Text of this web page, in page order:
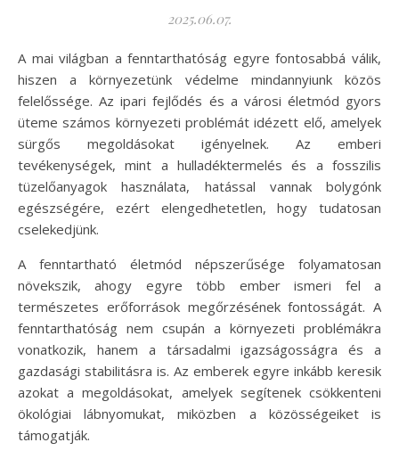
2025.06.07.
A mai világban a fenntarthatóság egyre fontosabbá válik,
hiszen a környezetünk védelme mindannyiunk közös
felelőssége. Az ipari fejlődés és a városi életmód gyors
üteme számos környezeti problémát idézett elő, amelyek
sürgős megoldásokat igényelnek. Az emberi
tevékenységek, mint a hulladéktermelés és a fosszilis
tüzelőanyagok használata, hatással vannak bolygónk
egészségére, ezért elengedhetetlen, hogy tudatosan
cselekedjünk.
A fenntartható életmód népszerűsége folyamatosan
növekszik, ahogy egyre több ember ismeri fel a
természetes erőforrások megőrzésének fontosságát. A
fenntarthatóság nem csupán a környezeti problémákra
vonatkozik, hanem a társadalmi igazságosságra és a
gazdasági stabilitásra is. Az emberek egyre inkább keresik
azokat a megoldásokat, amelyek segítenek csökkenteni
ökológiai lábnyomukat, miközben a közösségeiket is
támogatják.